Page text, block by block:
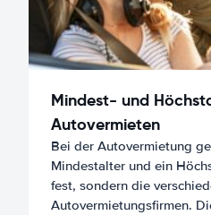
Mindest- und
Autovermieten
Bei der Autovermietung
Mindestalter und ein
fest, sondern die
Autovermietungsfirmen.